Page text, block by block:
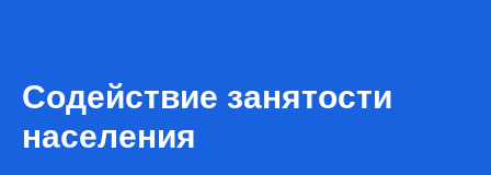
Содействие занятости
населения